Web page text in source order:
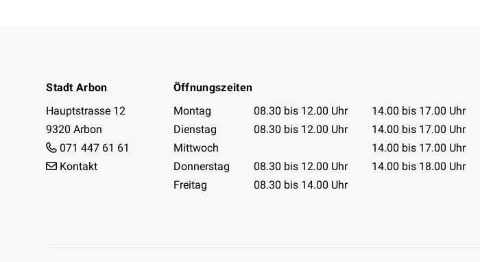
Stadt Arbon
Hauptstrasse 12
9320 Arbon
071 447 61 61
Kontakt
Öffnungszeiten
Öffnungszeiten Tabelle
Montag 08.30 bis 12.00 Uhr
14.00 bis 17.00 Uhr
Dienstag
08.30 bis 12.00 Uhr
14.00 bis 17.00 Uhr
Mittwoch
14.00 bis 17.00 Uhr
Donnerstag
08.30 bis 12.00 Uhr
14.00 bis 18.00 Uhr
Freitag
08.30 bis 14.00 Uhr